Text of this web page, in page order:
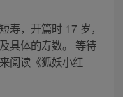
寿，开篇时 17 岁，
具体的寿数。 等待
阅读《狐妖小红